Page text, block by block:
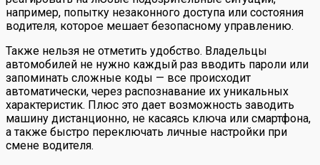
например, попытку незаконного доступа или состояния
водителя, которое мешает безопасному управлению.
Также нельзя не отметить удобство. Владельцы
автомобилей не нужно каждый раз вводить пароли или
запоминать сложные коды — все происходит
автоматически, через распознавание их уникальных
характеристик. Плюс это дает возможность заводить
машину дистанционно, не касаясь ключа или смартфона,
а также быстро переключать личные настройки при
смене водителя.